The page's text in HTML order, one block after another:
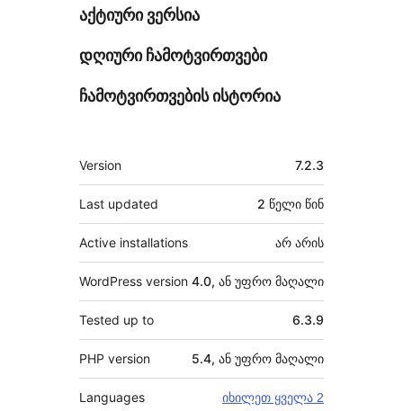
აქტიური ვერსია
დღიური ჩამოტვირთვები
ჩამოტვირთვების ისტორია
მეტა
Version 7.2.3
Last updated 2 წელი წინ
Active installations არ არის
WordPress version 4.0, ან უფრო მაღალი
Tested up to 6.3.9
PHP version 5.4, ან უფრო მაღალი
Languages იხილეთ ყველა 2